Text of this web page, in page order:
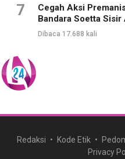
7
Cegah Aksi
Bandara Soetta Sisir
Dibaca 17.688 kali
Redaksi Kode Etik
Privacy